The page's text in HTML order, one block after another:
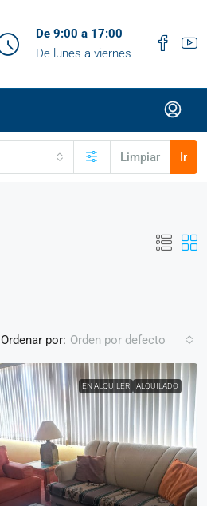
De 9:00 a 17:00
De lunes a viernes
Limpiar Ir
Ordenar por: Orden por defecto
EN ALQUILER ALQUILADO